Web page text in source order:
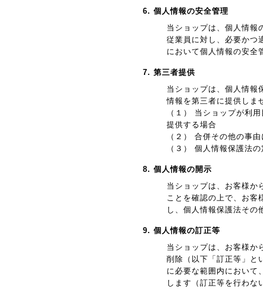
6. 個人情報の安全管理
当ショップは、個人情報
従業員に対し、必要かつ
において個人情報の安全
7. 第三者提供
当ショップは、個人情報
情報を第三者に提供しま
（１） 当ショップが利
提供する場合
（２） 合併その他の事
（３） 個人情報保護法
8. 個人情報の開示
当ショップは、お客様か
ことを確認の上で、お客
し、個人情報保護法その
9. 個人情報の訂正等
当ショップは、お客様か
削除（以下「訂正等」と
に必要な範囲内において
します（訂正等を行わな